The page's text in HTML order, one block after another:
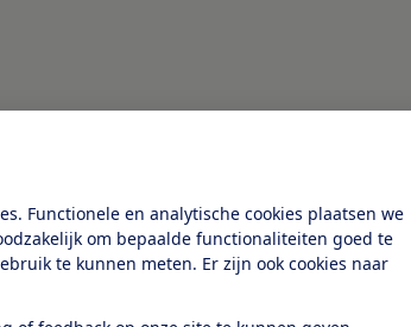
Functionele en analytische cookies plaatsen we
om bepaalde functionaliteiten goed te
te kunnen meten. Er zijn ook cookies naar
doorlopende